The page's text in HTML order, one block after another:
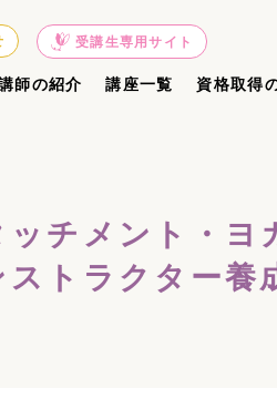
受講生専用サイト
師の紹介 講座一覧 資格取得
ッチメント・ヨ
ストラクター養